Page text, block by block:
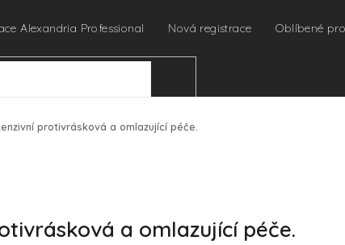
Alexandria Professional Nová registrace Oblíbené
protivrásková a omlazující péče.
a omlazující péče.